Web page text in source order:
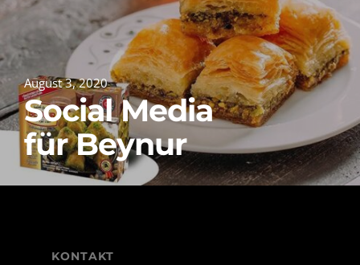
August 3, 2020
Social Media
für Beynur
KONTAKT